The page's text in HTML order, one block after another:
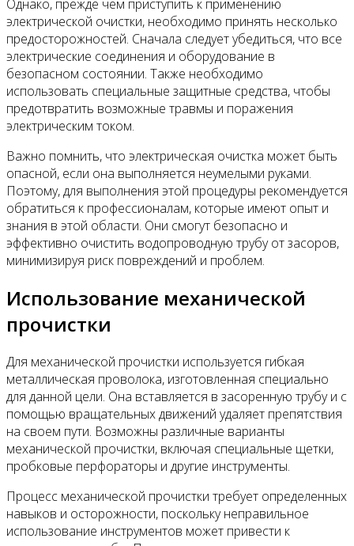
Однако, прежде чем приступить к применению
электрической очистки, необходимо принять несколько
предосторожностей. Сначала следует убедиться, что все
электрические соединения и оборудование в
безопасном состоянии. Также необходимо
использовать специальные защитные средства, чтобы
предотвратить возможные травмы и поражения
электрическим током.
Важно помнить, что электрическая очистка может быть
опасной, если она выполняется неумелыми руками.
Поэтому, для выполнения этой процедуры рекомендуется
обратиться к профессионалам, которые имеют опыт и
знания в этой области. Они смогут безопасно и
эффективно очистить водопроводную трубу от засоров,
минимизируя риск повреждений и проблем.
Использование механической
прочистки
Для механической прочистки используется гибкая
металлическая проволока, изготовленная специально
для данной цели. Она вставляется в засоренную трубу и с
помощью вращательных движений удаляет препятствия
на своем пути. Возможны различные варианты
механической прочистки, включая специальные щетки,
пробковые перфораторы и другие инструменты.
Процесс механической прочистки требует определенных
навыков и осторожности, поскольку неправильное
использование инструментов может привести к